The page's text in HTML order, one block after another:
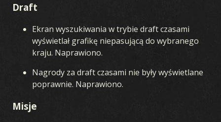
Draft
Ekran wyszukiwania w trybie draft czasami
wyświetlał grafikę niepasującą do wybranego
kraju. Naprawiono.
Nagrody za draft czasami nie były wyświetlane
poprawnie. Naprawiono.
Misje